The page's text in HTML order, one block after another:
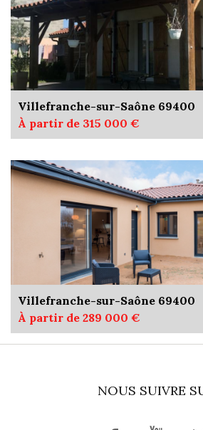
Villefranche-sur-Saône 69400
À partir de 315 000 €
Villefranche-sur-Saône 69400
À partir de 289 000 €
NOUS SUIVRE